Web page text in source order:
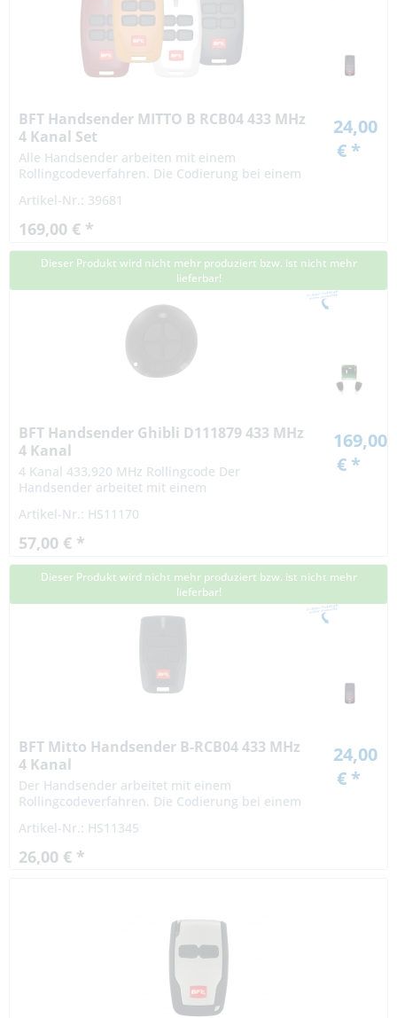
BFT Handsender MITTO B RCB04 433 MHz
4 Kanal Set
Alle Handsender arbeiten mit einem
Rollingcodeverfahren. Die Codierung bei einem
variiert nach einer bestimmten Regel...
Artikel-Nr.: 39681
169,00 € *
24,00
€ *
Dieser Produkt wird nicht mehr produziert bzw. ist nicht mehr
lieferbar!
BFT Handsender Ghibli D111879 433 MHz
4 Kanal
4 Kanal 433,920 MHz Rollingcode Der
Handsender arbeitet mit einem
Rollingcodeverfahren ist hochsicher. Das Signal
variiert nach...
Artikel-Nr.: HS11170
57,00 € *
169,00
€ *
Dieser Produkt wird nicht mehr produziert bzw. ist nicht mehr
lieferbar!
BFT Mitto Handsender B-RCB04 433 MHz
4 Kanal
Der Handsender arbeitet mit einem
Rollingcodeverfahren. Die Codierung bei einem
variiert nach einer bestimmten Regel...
Artikel-Nr.: HS11345
26,00 € *
24,00
€ *